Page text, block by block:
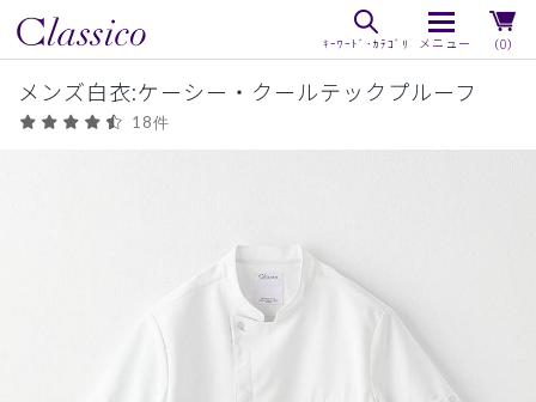
（0）
メンズ白衣:ケーシー・クールテックプルーフ
18件